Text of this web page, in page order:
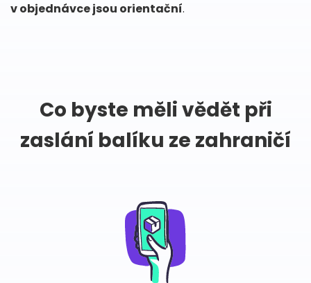
v objednávce jsou orientační.
Co byste měli vědět při
zaslání balíku ze zahraničí